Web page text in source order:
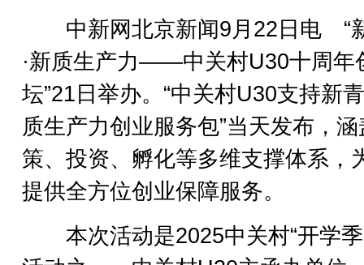
中新网北京新闻9月22日电 “
·新质生产力——中关村U30十周年
坛”21日举办。“中关村U30支持新
质生产力创业服务包”当天发布，
策、投资、孵化等多维支撑体系，
提供全方位创业保障服务。
本次活动是2025中关村“开学季